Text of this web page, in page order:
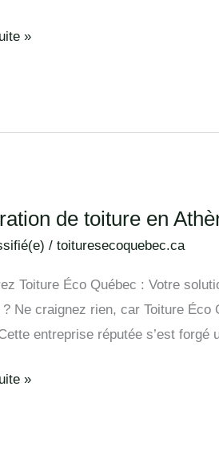
»
de toiture en
/toituresecoquebec.ca
Toiture Éco Québec : Votre
? Ne craignez rien, car Toiture
entreprise réputée s’est forgé
»